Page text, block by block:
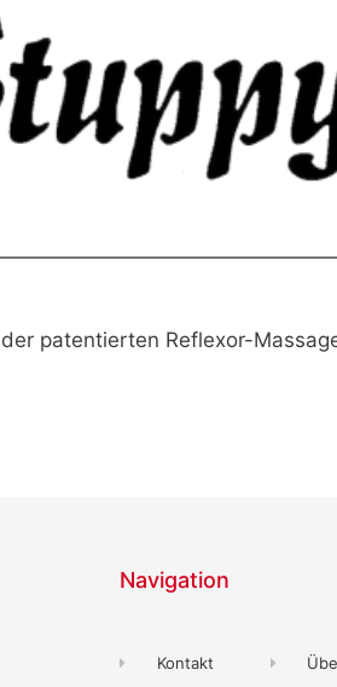
patentierten Reflexor-
Navigation
Kontakt